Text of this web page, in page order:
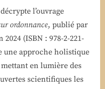
l’ouvrage
ordonnance, publié par
(ISBN : 978-2-221-
une approche holistique
en lumière des
scientifiques les